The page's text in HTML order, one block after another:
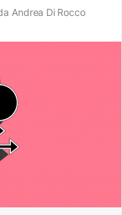
Andrea Di Rocco